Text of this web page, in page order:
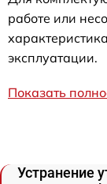
работе или
эксплуатации.
Показать
Устранение